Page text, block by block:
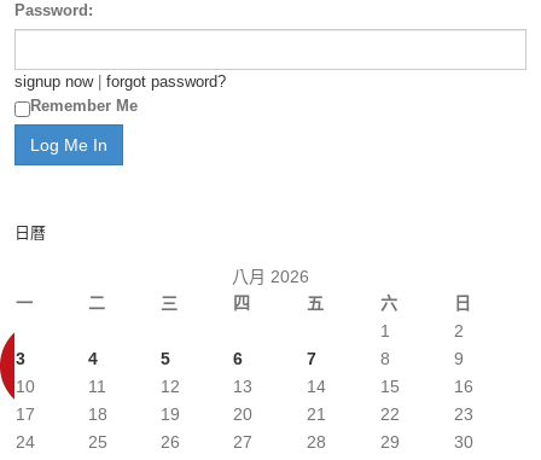
Password:
signup now| forgot password?
Remember Me
日曆
八月 2026
一
二 三 四 五 六 日
1
2
3
4 5 6 7 8
9
10
11 12 13 14 15
16
17
18 19 20 21 22
23
24
25 26 27 28 29
30